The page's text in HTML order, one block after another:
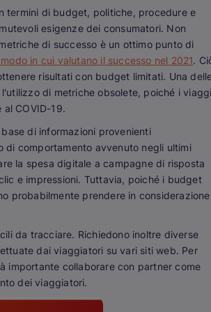
termini di budget, politiche, procedure e
esigenze dei consumatori. Non
di successo è un ottimo punto di
in cui valutano il successo nel 2021.
risultati con budget limitati. Una
di metriche obsolete, poiché i viaggi
COVID-19.
di informazioni provenienti
di comportamento avvenuto negli ultimi
la spesa digitale a campagne di risposta
e impressioni. Tuttavia, poiché i budget
probabilmente prendere in considerazione
da tracciare. Richiedono inoltre diverse
dai viaggiatori su vari siti web. Per
importante collaborare con partner come
dei viaggiatori.